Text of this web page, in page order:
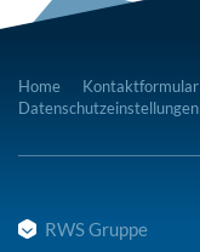
Home Kontaktformular
Datenschutzeinstellungen
RWS Gruppe